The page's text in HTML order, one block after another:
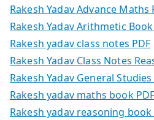
Rakesh Yadav Advance Maths
Rakesh Yadav Arithmetic Book
Rakesh yadav class notes PDF
Rakesh Yadav Class Notes
Rakesh Yadav General Studies
Rakesh yadav maths book PDF
Rakesh yadav reasoning book